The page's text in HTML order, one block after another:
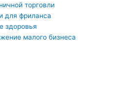
торговли
для фриланса
здоровья
малого бизнеса